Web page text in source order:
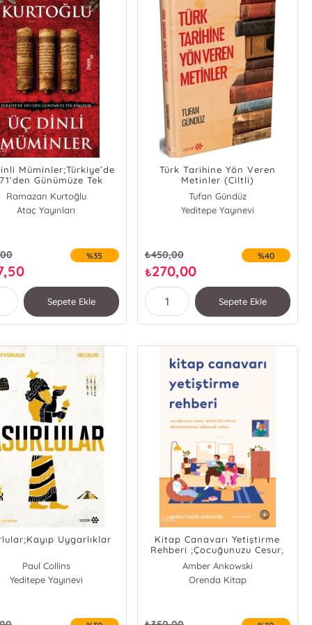
Müminler;Türkiye’de
Günümüze Tek
Ramazan Kurtoğlu
Ataç Yayınları
%35
Sepete Ekle
Türk Tarihine Yön Veren
Metinler (Ciltli)
Tufan Gündüz
Yeditepe Yayınevi
₺450,00
₺270,00
%40
Sepete Ekle
Uygarlıklar
Paul Collins
Yeditepe Yayınevi
Kitap Canavarı Yetiştirme
Rehberi ;Çocuğunuzu Cesur,
İştahlı Bir Okura
Dönüştürmenin Eğlenceli
Yolları
Amber Ankowski
Andy Ankowski
Orenda Kitap